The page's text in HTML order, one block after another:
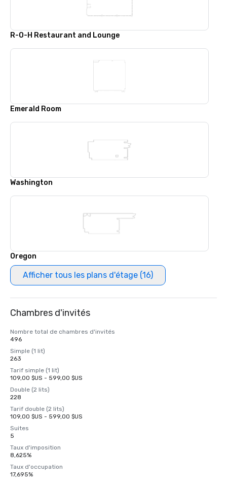
R-O-H Restaurant and Lounge
Emerald Room
Washington
Oregon
Afficher tous les plans d'étage (16)
Chambres d'invités
Nombre total de chambres d'invités
496
Simple (1 lit)
263
Tarif simple (1 lit)
109,00 $US - 599,00 $US
Double (2 lits)
228
Tarif double (2 lits)
109,00 $US - 599,00 $US
Suites
5
Taux d'imposition
8,625%
Taux d'occupation
17,695%